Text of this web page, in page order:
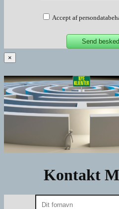
Accept af
×
Kontakt